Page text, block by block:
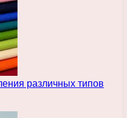
различных типов